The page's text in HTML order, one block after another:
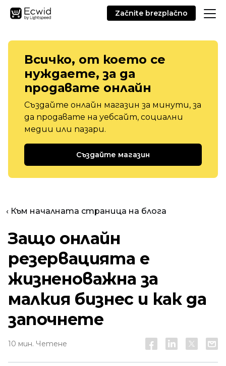
Začnite brezplačno
Всичко, от което се
нуждаете, за да
продавате онлайн
Създайте онлайн магазин за минути, за
да продавате на уебсайт, социални
медии или пазари.
Създайте магазин
‹ Към началната страница на блога
Защо онлайн
резервацията е
жизненоважна за
малкия бизнес и как да
започнете
10 мин. Четене